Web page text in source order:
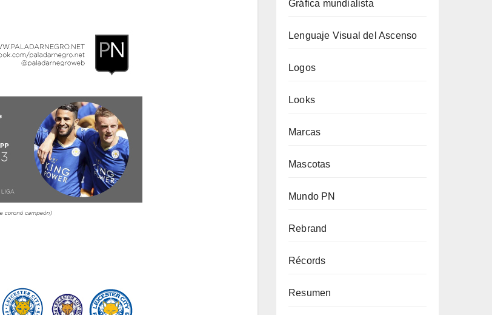
Gráfica mundialista
Lenguaje Visual del Ascenso
Logos
Looks
Marcas
Mascotas
Mundo PN
Rebrand
Récords
Resumen